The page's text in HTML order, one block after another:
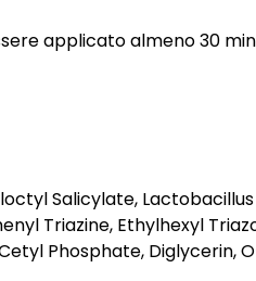
applicato almeno 30
Salicylate,
Triazine, Ethylhexyl
Phosphate, Diglycerin,